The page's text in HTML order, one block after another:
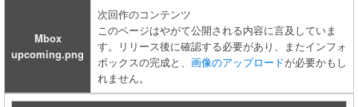
Mbox
upcoming.png
次回作のコンテンツ
このページはやがて公開される内容に言及していま
す。リリース後に確認する必要があり、またインフォ
ボックスの完成と、 画像のアップロードが必要かもし
れません。